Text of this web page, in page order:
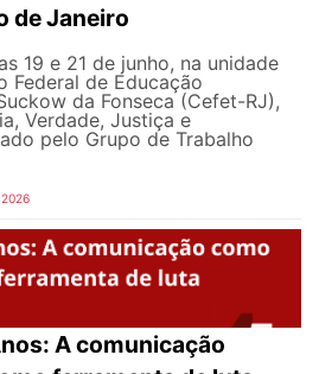
de Janeiro
19 e 21 de junho, na unidade
Federal de Educação
da Fonseca (Cefet-RJ),
Verdade, Justiça e
pelo Grupo de Trabalho
A comunicação